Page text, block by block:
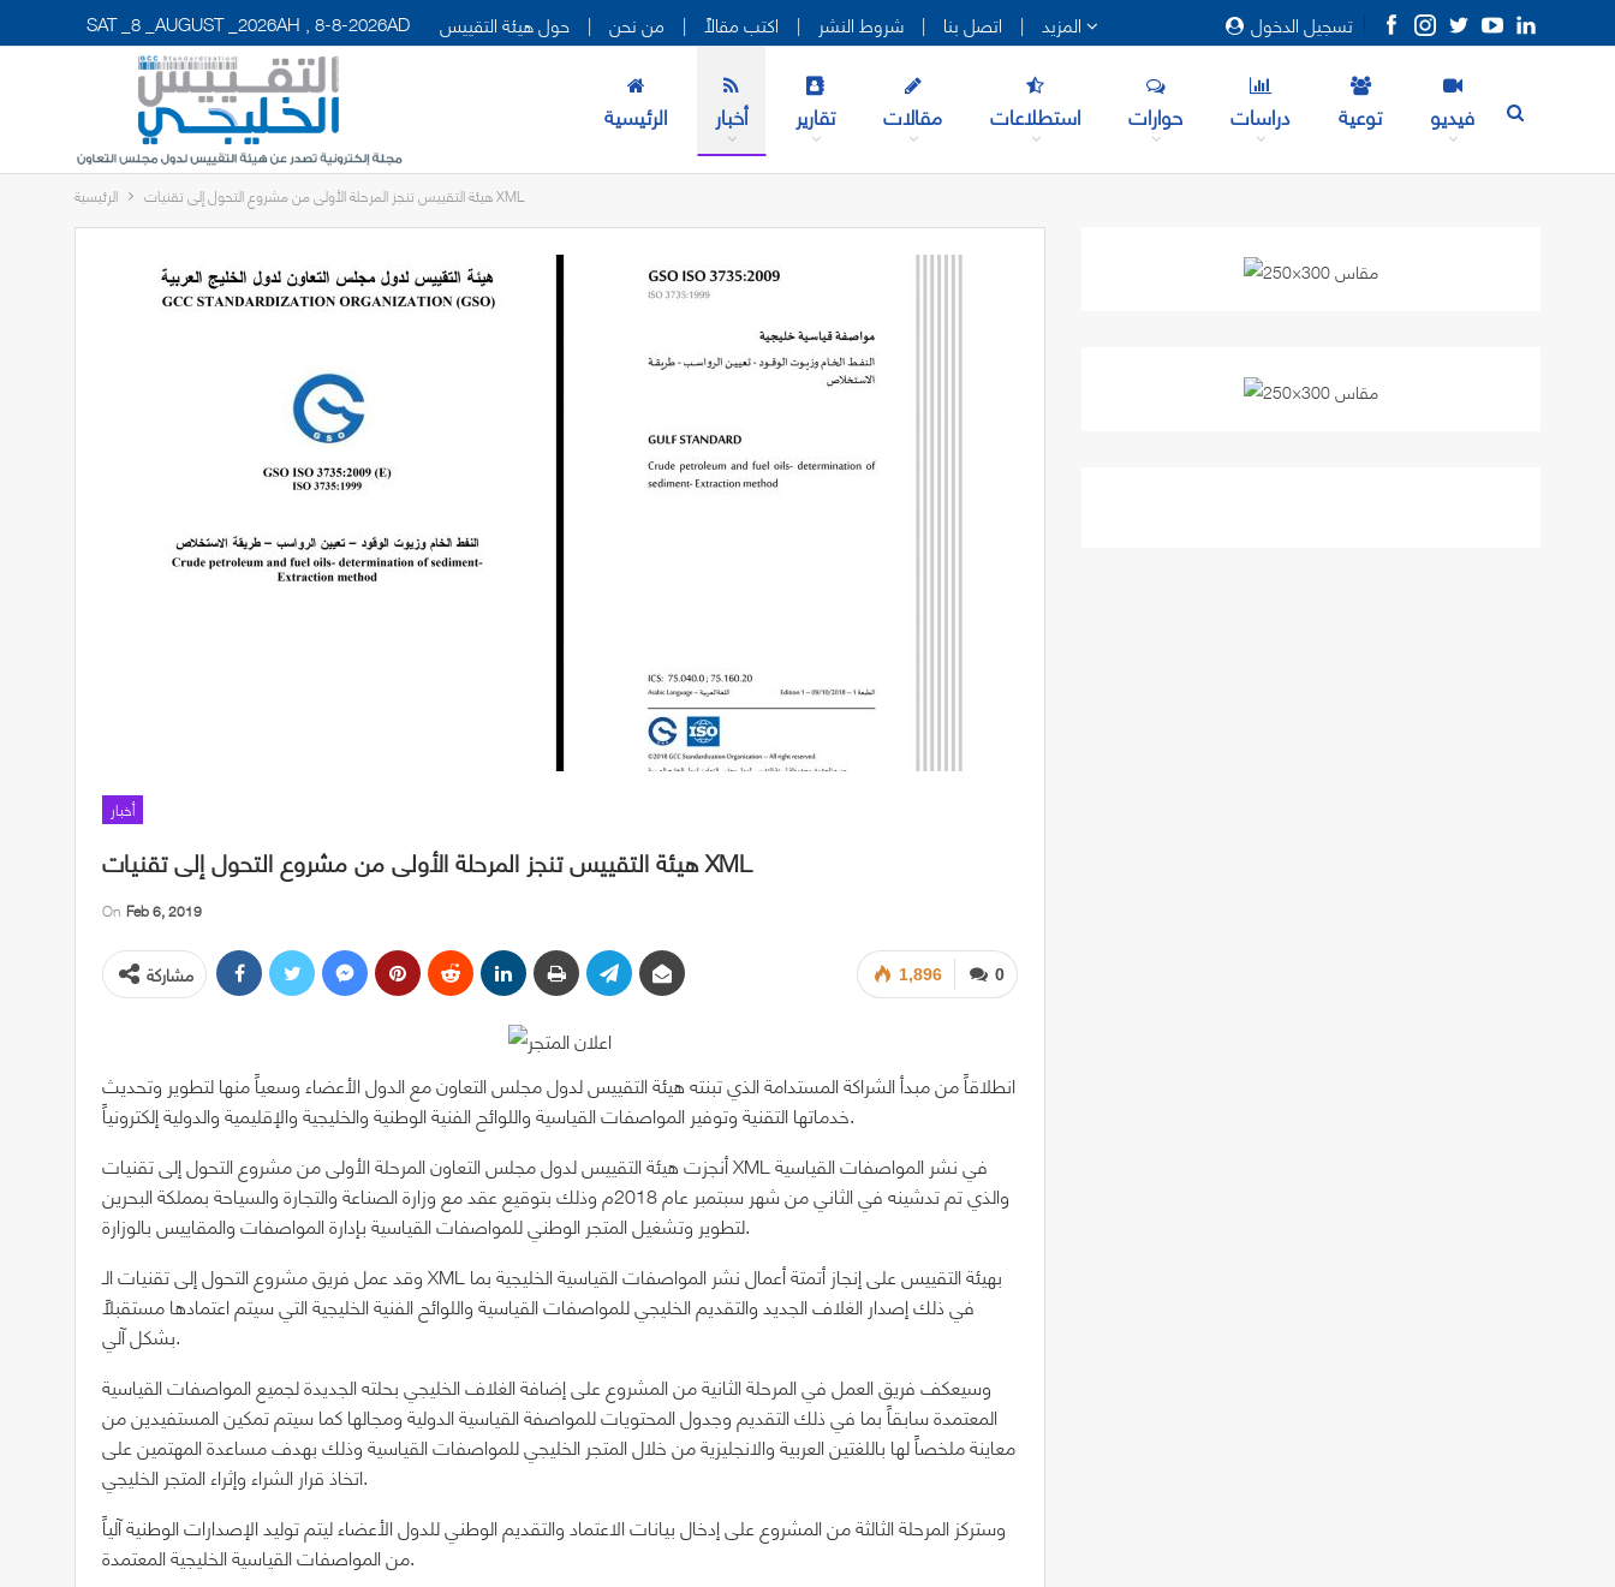
تسجيل الدخول SAT _8 _AUGUST _2026AH , 8-8-2026AD حول هيئة التقييس | من نحن | اكتب مقالاً | شروط النشر | اتصل بنا |
الرئيسية أخبار تقارير مقالات استطلاعات حوارات دراسات توعية فيديو
الرئيسية هيئة التقييس تنجز المرحلة الأولى من مشروع التحول إلى تقنيات XML
أخبار
هيئة التقييس تنجز المرحلة الأولى من مشروع التحول إلى تقنيات XML
On Feb 6, 2019
0
1,896 مشاركة
انطلاقاً من مبدأ الشراكة المستدامة الذي تبنته هيئة التقييس لدول مجلس التعاون مع الدول الأعضاء وسعياً منها لتطوير وتحديث
خدماتها التقنية وتوفير المواصفات القياسية واللوائح الفنية الوطنية والخليجية والإقليمية والدولية إلكترونياً.
أنجزت هيئة التقييس لدول مجلس التعاون المرحلة الأولى من مشروع التحول إلى تقنيات XML في نشر المواصفات القياسية
والذي تم تدشينه في الثاني من شهر سبتمبر عام 2018م وذلك بتوقيع عقد مع وزارة الصناعة والتجارة والسياحة بمملكة البحرين
لتطوير وتشغيل المتجر الوطني للمواصفات القياسية بإدارة المواصفات والمقاييس بالوزارة.
وقد عمل فريق مشروع التحول إلى تقنيات الـ XML بهيئة التقييس على إنجاز أتمتة أعمال نشر المواصفات القياسية الخليجية بما
في ذلك إصدار الغلاف الجديد والتقديم الخليجي للمواصفات القياسية واللوائح الفنية الخليجية التي سيتم اعتمادها مستقبلاً
بشكل آلي.
وسيعكف فريق العمل في المرحلة الثانية من المشروع على إضافة الغلاف الخليجي بحلته الجديدة لجميع المواصفات القياسية
المعتمدة سابقاً بما في ذلك التقديم وجدول المحتويات للمواصفة القياسية الدولية ومجالها كما سيتم تمكين المستفيدين من
معاينة ملخصاً لها باللغتين العربية والانجليزية من خلال المتجر الخليجي للمواصفات القياسية وذلك بهدف مساعدة المهتمين على
اتخاذ قرار الشراء وإثراء المتجر الخليجي.
وستركز المرحلة الثالثة من المشروع على إدخال بيانات الاعتماد والتقديم الوطني للدول الأعضاء ليتم توليد الإصدارات الوطنية آلياً
من المواصفات القياسية الخليجية المعتمدة.